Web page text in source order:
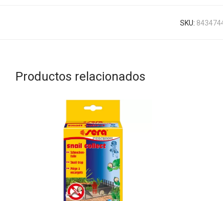
SKU:
Productos relacionados